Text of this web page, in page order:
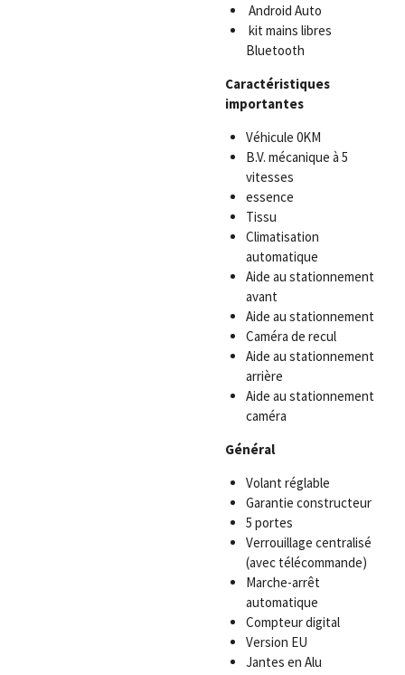
Android Auto
kit mains libres
Bluetooth
Caractéristiques
importantes
Véhicule 0KM
B.V. mécanique à 5
vitesses
essence
Tissu
Climatisation
automatique
Aide au stationnement
avant
Aide au stationnement
Caméra de recul
Aide au stationnement
arrière
Aide au stationnement
caméra
Général
Volant réglable
Garantie constructeur
5 portes
Verrouillage centralisé
(avec télécommande)
Marche-arrêt
automatique
Compteur digital
Version EU
Jantes en Alu